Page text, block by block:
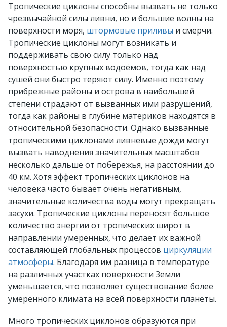
Тропические циклоны способны вызвать не только
чрезвычайной силы ливни, но и большие волны на
поверхности моря, штормовые приливы и смерчи.
Тропические циклоны могут возникать и
поддерживать свою силу только над
поверхностью крупных водоёмов, тогда как над
сушей они быстро теряют силу. Именно поэтому
прибрежные районы и острова в наибольшей
степени страдают от вызванных ими разрушений,
тогда как районы в глубине материков находятся в
относительной безопасности. Однако вызванные
тропическими циклонами ливневые дожди могут
вызвать наводнения значительных масштабов
несколько дальше от побережья, на расстоянии до
40 км. Хотя эффект тропических циклонов на
человека часто бывает очень негативным,
значительные количества воды могут прекращать
засухи. Тропические циклоны переносят большое
количество энергии от тропических широт в
направлении умеренных, что делает их важной
составляющей глобальных процессов циркуляции
атмосферы. Благодаря им разница в температуре
на различных участках поверхности Земли
уменьшается, что позволяет существование более
умеренного климата на всей поверхности планеты.
Много тропических циклонов образуются при